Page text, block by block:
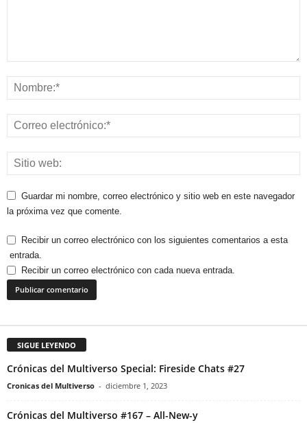
Guardar mi nombre, correo electrónico y sitio web en este navegador
la próxima vez que comente.
Recibir un correo electrónico con los siguientes comentarios a esta
entrada.
Recibir un correo electrónico con cada nueva entrada.
SIGUE LEYENDO
Crónicas del Multiverso Special: Fireside Chats #27
Cronicas del Multiverso - diciembre 1, 2023
Crónicas del Multiverso #167 – All-New-y